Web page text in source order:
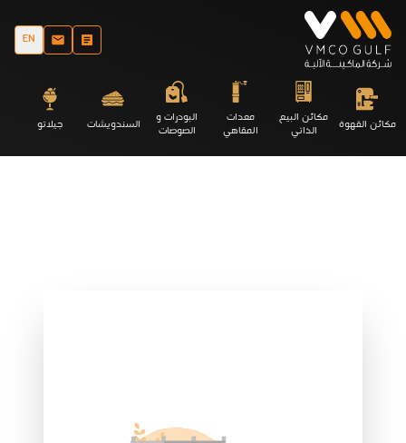
EN
مكائن القهوة مكائن البيع
الذاتي
معدات
المقاهي
البودرات و
الصوصات السندويشات جيلاتو